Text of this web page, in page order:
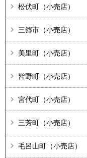
松伏町（小売店）
三郷市（小売店）
美里町（小売店）
皆野町（小売店）
宮代町（小売店）
三芳町（小売店）
毛呂山町（小売店）